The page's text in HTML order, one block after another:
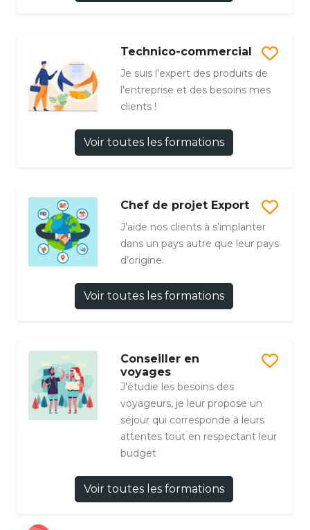
Technico-commercial
Je suis l'expert des produits de
l'entreprise et des besoins mes
clients !
Voir toutes les formations
Chef de projet Export
J’aide nos clients à s’implanter
dans un pays autre que leur pays
d’origine.
Voir toutes les formations
Conseiller en
voyages
J'étudie les besoins des
voyageurs, je leur propose un
séjour qui corresponde à leurs
attentes tout en respectant leur
budget
Voir toutes les formations